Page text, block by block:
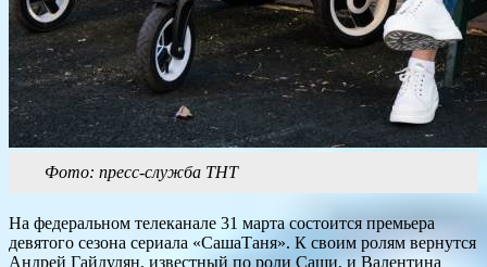
Фото: пресс-служба ТНТ
На федеральном телеканале 31 марта состоится премьера
девятого сезона сериала «СашаТаня». К своим ролям вернутся
Андрей Гайдулян, известный по роли Саши, и Валентина